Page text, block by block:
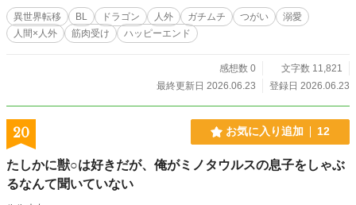
異世界転移 BL ドラゴン 人外 ガチムチ つがい
溺愛
人間×人外
筋肉受け ハッピーエンド
感想数 0
文字数 11,821
最終更新日 2026.06.23
登録日 2026.06.23
20 お気に入り追加 12
たしかに獣○は好きだが、俺がミノタウルスの息子をしゃぶ
るなんて聞いていない